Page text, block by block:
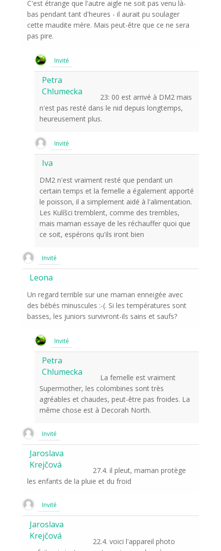
C'est étrange que l'autre aigle ne soit pas venu là-
bas pendant tant d'heures - il aurait pu soulager
cette maudite mère. Mais peut-être que ce ne sera
pas pire.
Invité
Petra
Chlumecka
23: 00 est arrivé à DM2 mais
n'est pas resté dans le nid depuis longtemps,
heureusement plus.
Invité
Iva
DM2 n'est vraiment resté que pendant un
certain temps et la femelle a également apporté
le poisson, il a simplement aidé à l'alimentation.
Les Kulíšci tremblent, comme des trembles,
mais maman essaye de les réchauffer quoi que
ce soit, espérons qu'ils iront bien
Invité
Leona
Un regard terrible sur une maman enneigée avec
des bébés minuscules :-(. Si les températures sont
basses, les juniors survivront-ils sains et saufs?
Invité
Petra
Chlumecka
La femelle est vraiment
Supermother, les colombines sont très
agréables et chaudes, peut-être pas froides. La
même chose est à Decorah North.
Invité
Jaroslava
Krejčová
27.4. il pleut, maman protège
les enfants de la pluie et du froid
Invité
Jaroslava
Krejčová
22.4. voici l'appareil photo